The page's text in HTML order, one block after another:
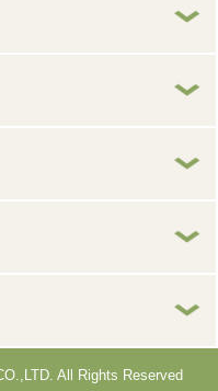
All Rights Reserved